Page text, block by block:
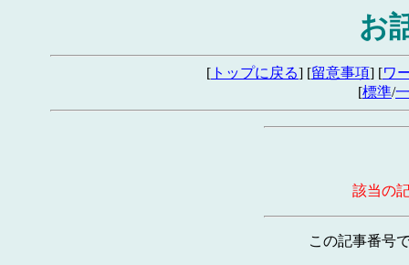
お
[ トップに戻る] [留意事項] [ワ
[標準/
該当の
この記事番号